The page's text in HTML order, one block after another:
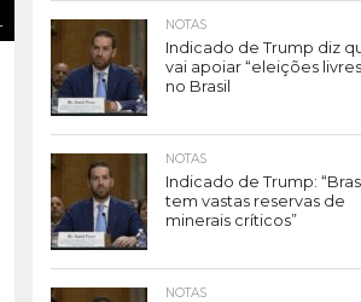
NOTAS
Indicado de Trump diz
vai apoiar “eleições
no Brasil
NOTAS
Indicado de Trump:
tem vastas reservas de
minerais críticos”
NOTAS